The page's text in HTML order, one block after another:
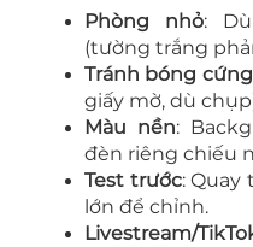
Phòng nhỏ:
(tường trắng
Tránh bóng cứng
giấy mờ, dù
Màu nền:
đèn riêng chiếu
Test trước: Quay
lớn để chỉnh.
Livestream/